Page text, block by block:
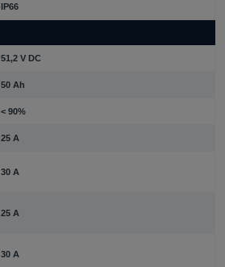
IP66
51,2 V DC
50 Ah
< 90%
25 A
30 A
25 A
30 A